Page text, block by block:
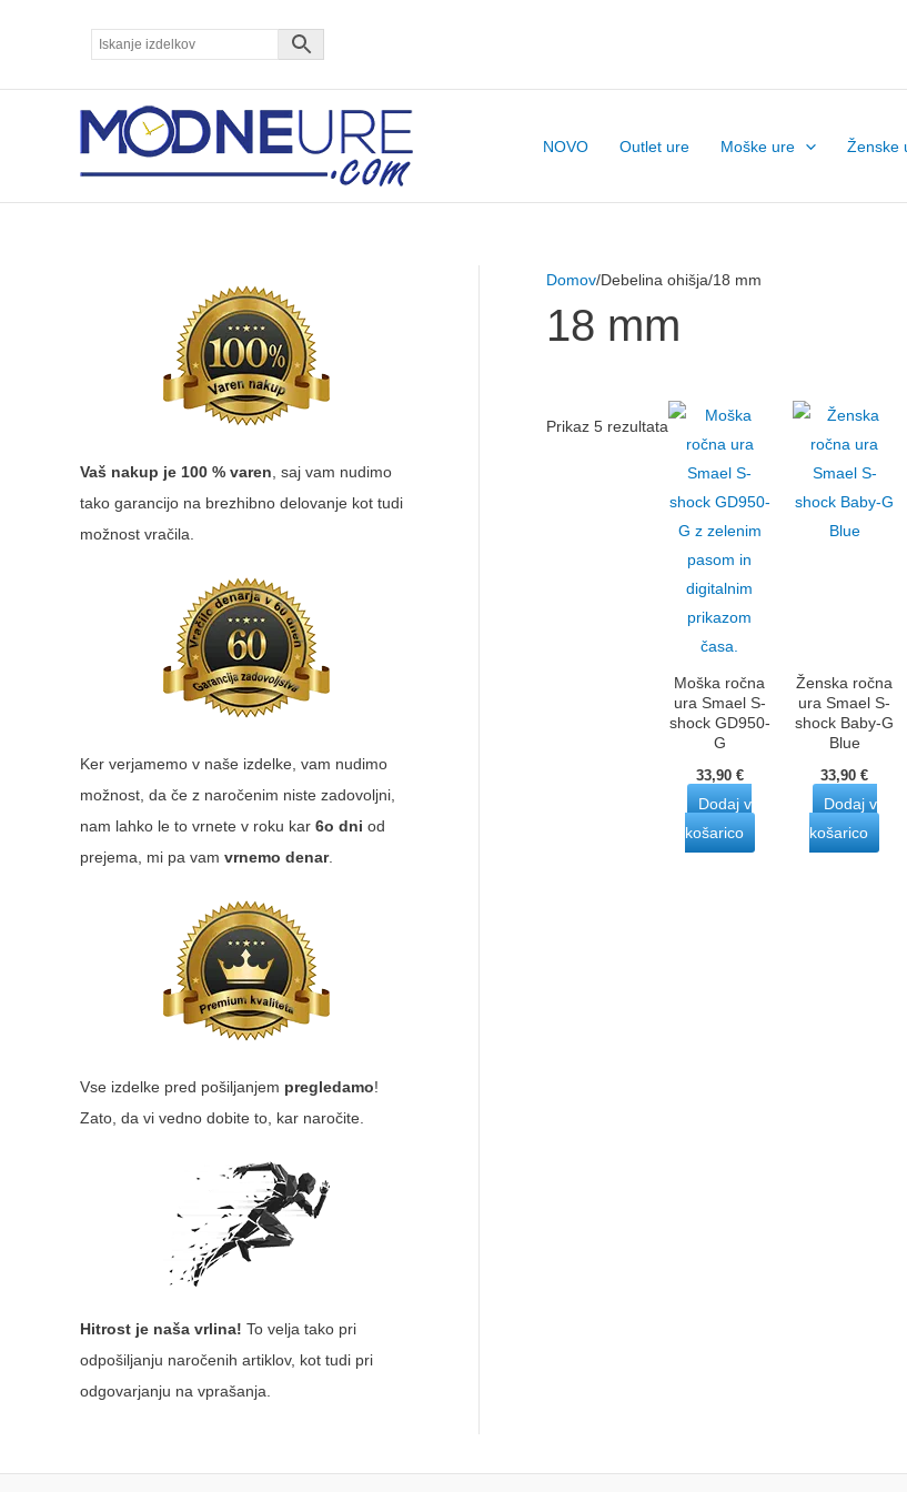
NOVO Outlet ure Moške ure Ženske
Vaš nakup je 100 % varen , saj vam nudimo
tako garancijo na brezhibno delovanje kot tudi
možnost vračila.
Ker verjamemo v naše izdelke, vam nudimo
možnost, da če z naročenim niste zadovoljni,
nam lahko le to vrnete v roku kar 6o dni od
prejema, mi pa vam vrnemo denar.
Vse izdelke pred pošiljanjem pregledamo!
Zato, da vi vedno dobite to, kar naročite.
Hitrost je naša vrlina! To velja tako pri
odpošiljanju naročenih artiklov, kot tudi pri
odgovarjanju na vprašanja.
Domov/Debelina ohišja/18 mm
18 mm
Prikaz 5 rezultata
Moška ročna
ura Smael S-
shock GD950-
G
33,90 €
Dodaj v
košarico
Ženska ročna
ura Smael S-
shock Baby-G
Blue
33,90€
Dodaj v
košarico